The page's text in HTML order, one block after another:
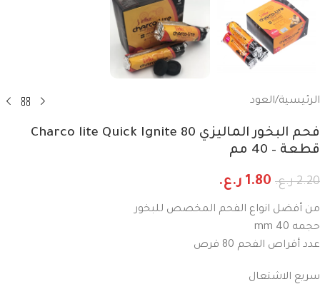
الرئيسية/العود
فحم البخور الماليزي Charco lite Quick Ignite 80
قطعة – 40 مم
2.20 ر.ع. 1.80 ر.ع.
من أفضل انواع الفحم المخصص للبخور
حجمه 40 mm
عدد أقراص الفحم 80 قرص
سريع الاشتعال